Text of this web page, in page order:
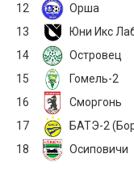
12
Орша
13
Юни Икс
14
Островец
15
Гомель-2
16
Сморгонь
17
БАТЭ-2
18
Осиповичи